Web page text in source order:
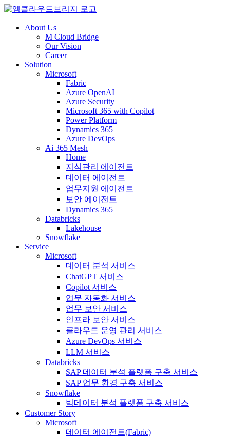
About Us
M Cloud Bridge
Our Vision
Career
Solution
Microsoft
Fabric
Azure OpenAI
Azure Security
Microsoft 365 with Copilot
Power Platform
Dynamics 365
Azure DevOps
Ai 365 Mesh
Home
지식관리 에이전트
데이터 에이전트
업무지원 에이전트
보안 에이전트
Dynamics 365
Databricks
Lakehouse
Snowflake
Service
Microsoft
데이터 분석 서비스
ChatGPT 서비스
Copilot 서비스
업무 자동화 서비스
업무 보안 서비스
인프라 보안 서비스
클라우드 운영 관리 서비스
Azure DevOps 서비스
LLM 서비스
Databricks
SAP 데이터 분석 플랫폼 구축 서비스
SAP 업무 환경 구축 서비스
Snowflake
빅데이터 분석 플랫폼 구축 서비스
Customer Story
Microsoft
데이터 에이전트(Fabric)